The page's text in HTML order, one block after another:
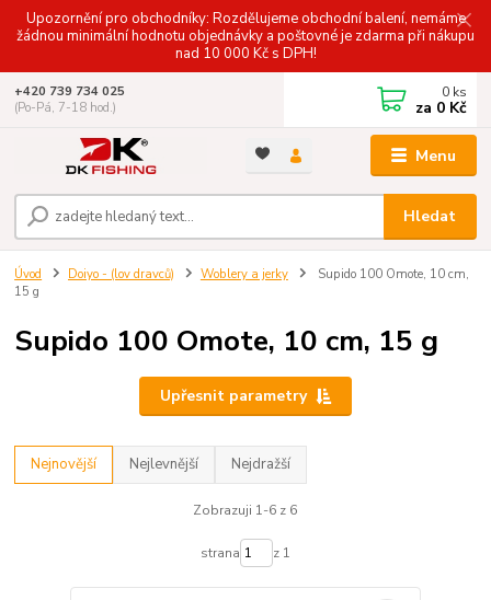
Upozornění pro obchodníky: Rozdělujeme obchodní balení, nemáme
žádnou minimální hodnotu objednávky a poštovné je zdarma při nákupu
nad 10 000 Kč s DPH!
Menu
Hledat
+420 739 734 025
(Po-Pá, 7-18 hod.)
0 ks
za 0 Kč
Úvod Doiyo - (lov dravců) Woblery a jerky
Supido 100 Omote, 10 cm,
15 g
Supido 100 Omote, 10 cm, 15 g
Upřesnit parametry
Nejnovější Nejlevnější Nejdražší
Zobrazuji 1-6 z 6
strana z 1